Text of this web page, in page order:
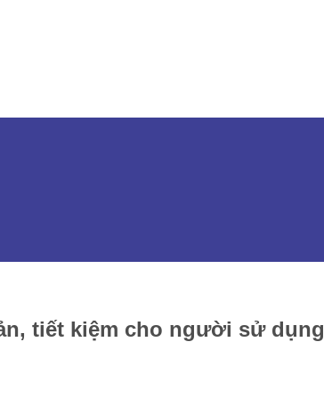
tiết kiệm cho người sử dụng